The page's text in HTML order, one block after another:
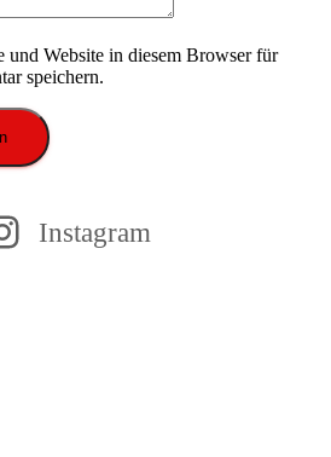
und Website in diesem Browser für
speichern.
Instagram